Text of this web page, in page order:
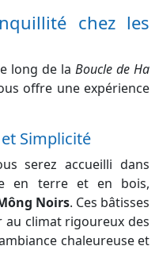
chez les
long de la Boucle de Ha
offre une expérience
Simplicité
serez accueilli dans
en terre et en bois,
Noirs. Ces bâtisses
climat rigoureux des
chaleureuse et